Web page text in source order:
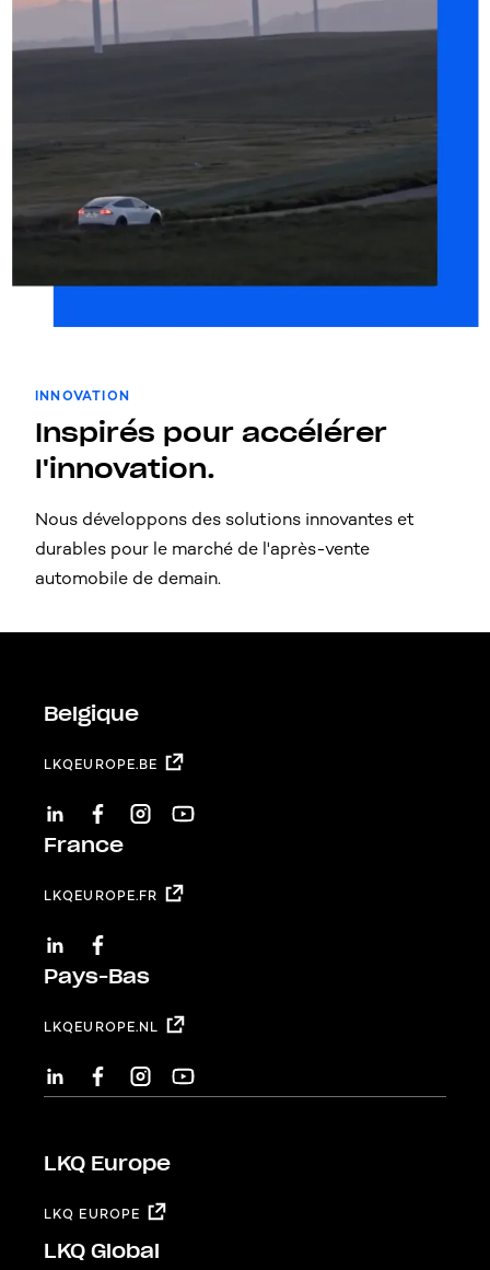
INNOVATION
Inspirés pour accélérer
l'innovation.
Nous développons des solutions innovantes et
durables pour le marché de l'après-vente
automobile de demain.
Belgique
LKQEUROPE.BE
LINKEDINFACEBOOKINSTAGRAM
YOUTUBE
France
LKQEUROPE.FR
LINKEDINFACEBOOK
Pays-Bas
LKQEUROPE.NL
LINKEDINFACEBOOKINSTAGRAM
YOUTUBE
LKQ Europe
LKQ EUROPE
LKQ Global